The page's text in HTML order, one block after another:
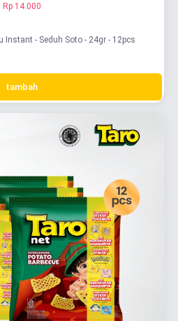
Rp 14.000
Instant - Seduh Soto - 24gr - 12pcs
tambah